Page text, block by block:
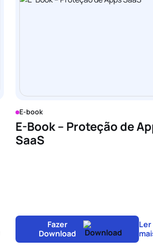
E-book
E-Book – Proteção de
SaaS
Fazer
Download
Ler